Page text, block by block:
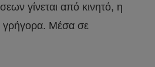
γίνεται από κινητό, η
γρήγορα. Μέσα σε